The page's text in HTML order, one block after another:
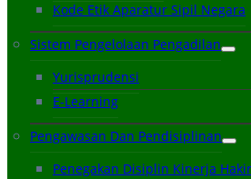
Kode Etik Aparatur Sipil Negara
Sistem Pengelolaan Pengadilan
Yurisprudensi
E-Learning
Pengawasan Dan Pendisiplinan
Penegakan Disiplin Kinerja